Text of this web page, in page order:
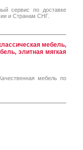
сервис по доставке
и Странам СНГ.
мебель,
элитная мягкая
мебель по